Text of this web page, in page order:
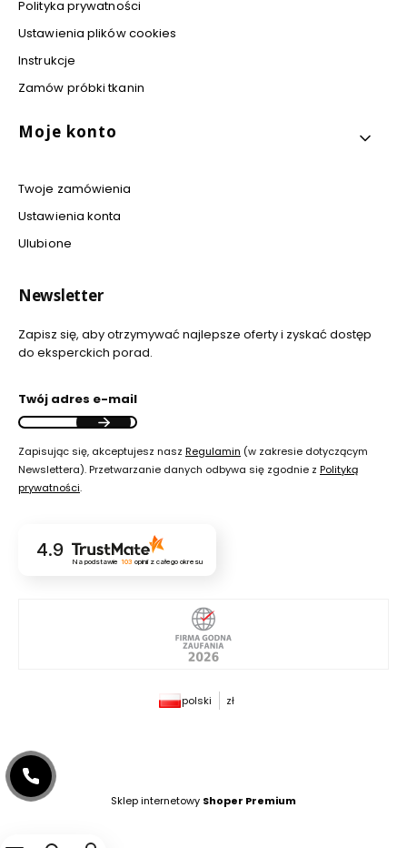
Polityka prywatności
Ustawienia plików cookies
Instrukcje
Zamów próbki tkanin
Moje konto
Twoje zamówienia
Ustawienia konta
Ulubione
Newsletter
Zapisz się, aby otrzymywać najlepsze oferty i zyskać dostęp
do eksperckich porad.
Twój adres e-mail
Zapisując się, akceptujesz nasz Regulamin (w zakresie dotyczącym
Newslettera). Przetwarzanie danych odbywa się zgodnie z Polityką
prywatności.
4.9
Na podstawie 103 opinii z całego okresu
polski zł
Sklep internetowy Shoper Premium